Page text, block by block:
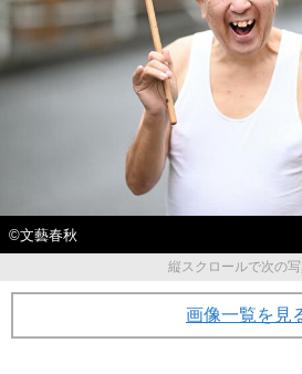
©︎文藝春秋
縦スクロールで次の
画像一覧を見